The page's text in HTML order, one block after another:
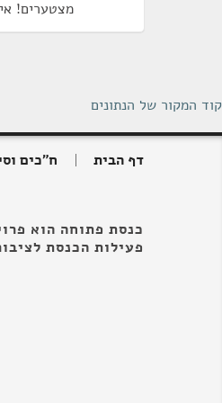
מצטערים!
קוד המקור של הנתונים
דף הבית ח"כים
כנסת פתוחה הוא
פעילות הכנסת